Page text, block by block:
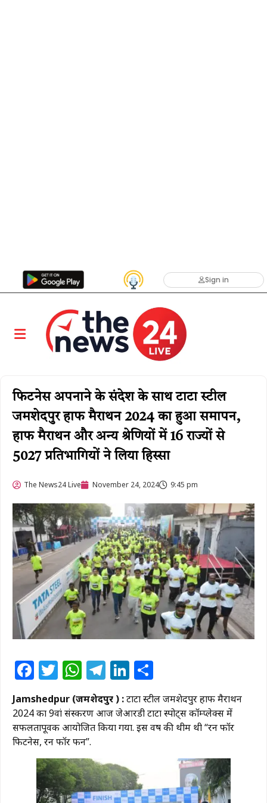
Sign in
फिटनेस अपनाने के संदेश के साथ टाटा स्टील
जमशेदपुर हाफ मैराथन 2024 का हुआ समापन,
हाफ मैराथन और अन्य श्रेणियों में 16 राज्यों से
5027 प्रतिभागियों ने लिया हिस्सा
The News24 Live November 24, 2024 9:45 pm
Facebook
Twitter
WhatsApp
Telegram
LinkedIn
Jamshedpur (जमशेदपुर ) :टाटा स्टील जमशेदपुर हाफ मैराथन
2024 का 9वां संस्करण आज जेआरडी टाटा स्पोर्ट्स कॉम्प्लेक्स में
सफलतापूर्वक आयोजित किया गया. इस वर्ष की थीम थी “रन फॉर
फिटनेस, रन फॉर फन”.